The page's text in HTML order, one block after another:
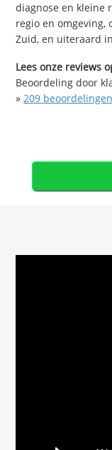
diagnose en kleine
regio en omgeving,
Zuid, en uiteraard
Lees onze reviews
Beoordeling door
»209 beoordelingen